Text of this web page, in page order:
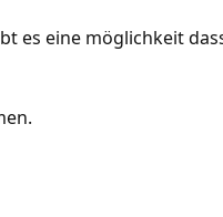
es eine möglichkeit